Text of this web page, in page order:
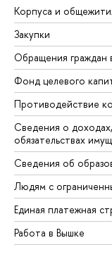
Корпуса и
Закупки
Обращения
Фонд целевого
Противодействие
Сведения о
обязательствах
Сведения об
Людям с
Единая платежная
Работа в Вышке